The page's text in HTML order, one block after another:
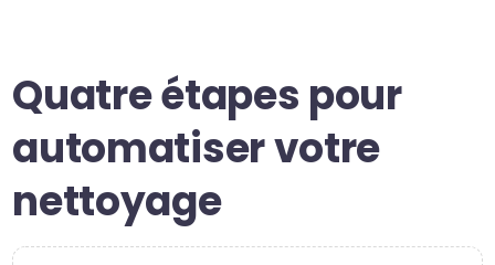
Quatre étapes pour
automatiser votre
nettoyage